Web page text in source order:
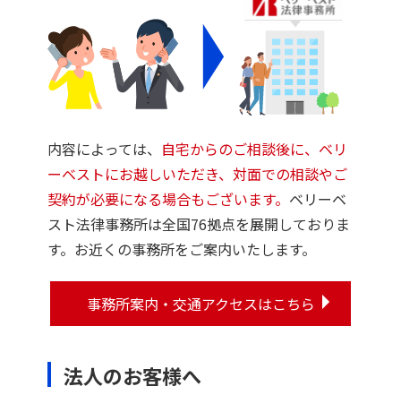
内容によっては、 自宅からのご相談後に、ベリ
ーベストにお越しいただき、対面での相談やご
契約が必要になる場合もございます。 ベリーベ
スト法律事務所は全国76拠点を展開しておりま
す。お近くの事務所をご案内いたします。
事務所案内・交通アクセスはこちら
法人のお客様へ